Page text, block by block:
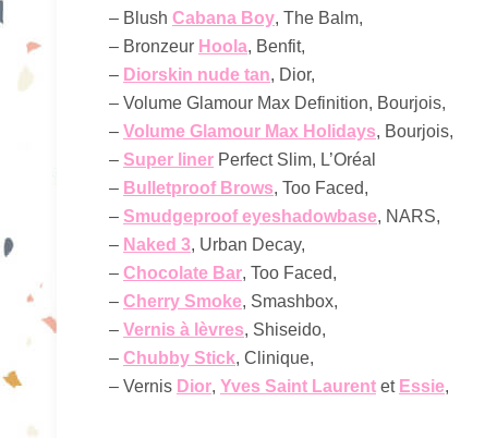
– Blush Cabana Boy, The Balm,
– Bronzeur Hoola, Benfit,
– Diorskin nude tan, Dior,
– Volume Glamour Max Definition, Bourjois,
– Volume Glamour Max Holidays, Bourjois,
– Super liner Perfect Slim, L’Oréal
– Bulletproof Brows, Too Faced,
– Smudgeproof eyeshadowbase, NARS,
– Naked 3, Urban Decay,
– Chocolate Bar, Too Faced,
– Cherry Smoke, Smashbox,
– Vernis à lèvres, Shiseido,
– Chubby Stick, Clinique,
– Vernis Dior, Yves Saint Laurent et Essie,